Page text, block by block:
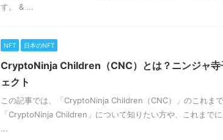
す。 & ...
NFT 日本のNFT
CryptoNinja Children（CNC）とは？ニンジャ寺
ェクト
この記事では、「CryptoNinja Children（CNC）」のこれまで
「CryptoNinja Children」について知りたい方や、これまで
...